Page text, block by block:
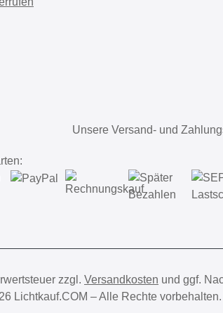
Unsere Versand- und
zzgl. Versandkosten und ggf.
Lichtkauf.COM – Alle Rechte